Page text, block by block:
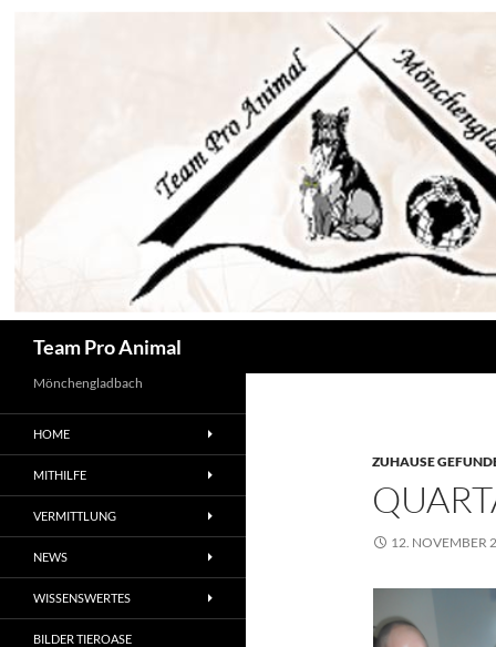
Team Pro Animal
ZUHAUSE
12. NOVEMBER
Mönchengladbach
HOME
MITHILFE
VERMITTLUNG
NEWS
WISSENSWERTES
BILDER TIEROASE